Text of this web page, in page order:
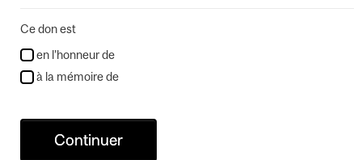
Ce don est
en l’honneur de
à la mémoire de
Continuer